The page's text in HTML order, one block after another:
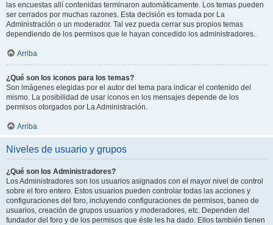
las encuestas allí contenidas terminaron automáticamente. Los temas pueden
ser cerrados por muchas razones. Esta decisión es tomada por La
Administración o un moderador. Tal vez pueda cerrar sus propios temas
dependiendo de los permisos que le hayan concedido los administradores.
Arriba
¿Qué son los iconos para los temas?
Son imágenes elegidas por el autor del tema para indicar el contenido del
mismo. La posibilidad de usar iconos en los mensajes depende de los
permisos otorgados por La Administración.
Arriba
Niveles de usuario y grupos
¿Qué son los Administradores?
Los Administradores son los usuarios asignados con el mayor nivel de control
sobre el foro entero. Estos usuarios pueden controlar todas las acciones y
configuraciones del foro, incluyendo configuraciones de permisos, baneo de
usuarios, creación de grupos usuarios y moderadores, etc. Dependen del
fundador del foro y de los permisos que éste les ha dado. Ellos también tienen